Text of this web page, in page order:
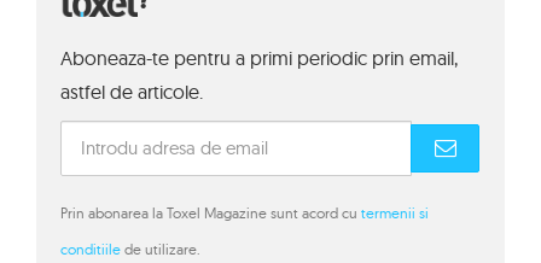
Aboneaza-te pentru a primi periodic prin email,
astfel de articole.
Prin abonarea la Toxel Magazine sunt acord cu termenii si
conditiile de utilizare.